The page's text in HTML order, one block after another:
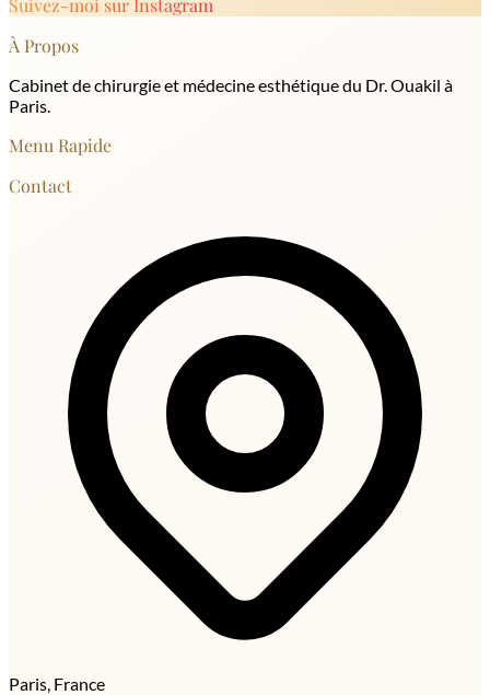
À Propos
Cabinet de chirurgie et médecine esthétique du Dr. Ouakil à
Paris.
Menu Rapide
Contact
Paris, France